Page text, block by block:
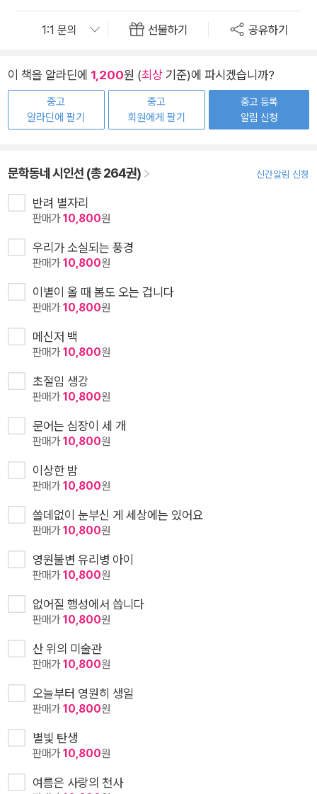
선물하기 공유하기
이 책을 알라딘에 1,200원 (최상 기준)에 파시겠습니까?
중고
알라딘에 팔기
중고
회원에게 팔기
중고 등록
알림 신청
문학동네 시인선 (총 264권) 신간알림 신청
반려 별자리
판매가10,800원
우리가 소실되는 풍경
판매가10,800원
이별이 올 때 봄도 오는 겁니다
판매가10,800원
메신저 백
판매가10,800원
초절임 생강
판매가10,800원
문어는 심장이 세 개
판매가10,800원
이상한 밤
판매가10,800원
쓸데없이 눈부신 게 세상에는 있어요
판매가10,800원
영원불변 유리병 아이
판매가10,800원
없어질 행성에서 씁니다
판매가10,800원
산 위의 미술관
판매가10,800원
오늘부터 영원히 생일
판매가10,800원
별빛 탄생
판매가10,800원
여름은 사랑의 천사